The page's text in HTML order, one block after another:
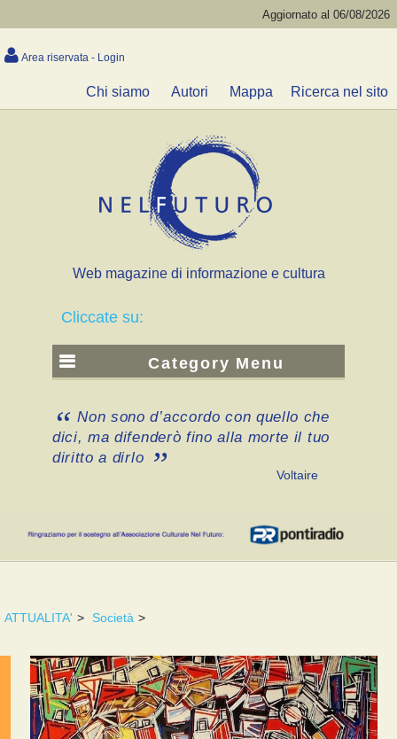
Aggiornato al 06/08/2026
Area riservata - Login
Chi siamo Autori Mappa Ricerca nel sito
Web magazine di informazione e cultura
Cliccate su:
Category Menu
Non sono d’accordo con quello che
dici, ma difenderò fino alla morte il tuo
diritto a dirlo
Voltaire
ATTUALITA' > Società >